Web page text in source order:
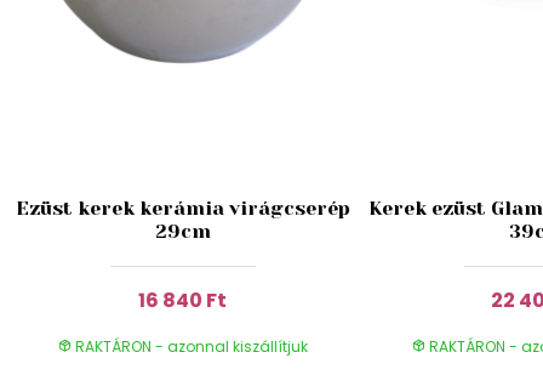
Ezüst kerek kerámia virágcserép
29cm
16 840 Ft
RAKTÁRON - azonnal kiszállítjuk
Kerek ezüst
22
RAKTÁRON -